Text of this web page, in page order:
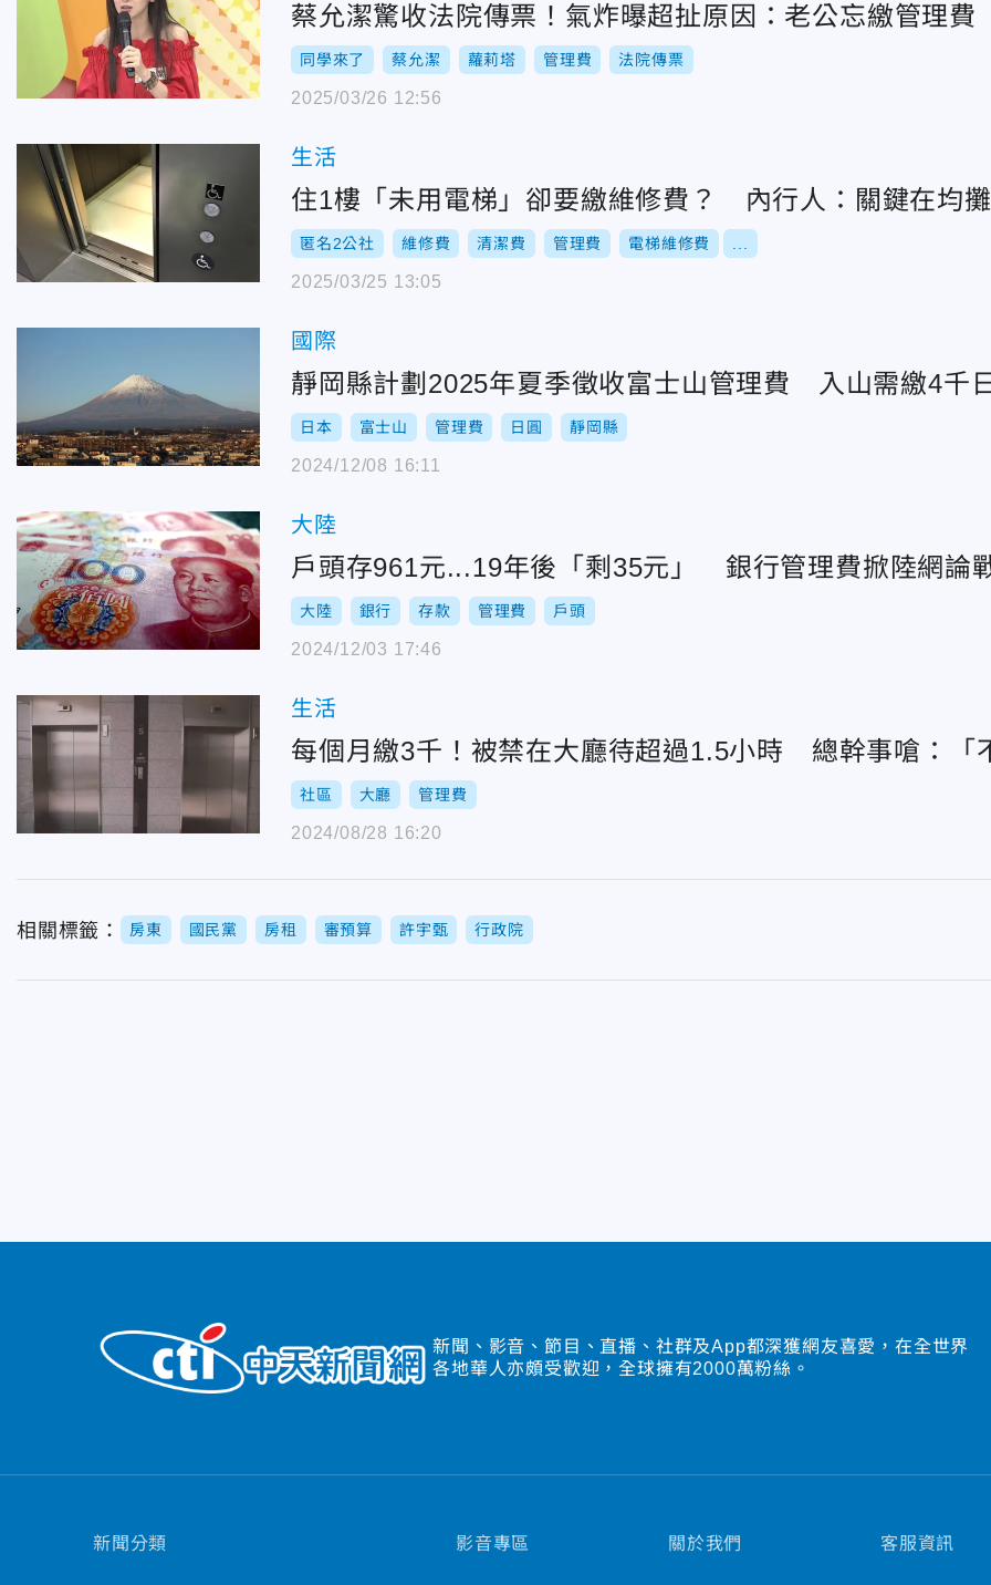
蔡允潔驚收法院傳票！氣炸曝超扯原因：老公忘繳管理費
同學來了 蔡允潔 蘿莉塔 管理費 法院傳票
2025/03/26 12:56
生活
住1樓「未用電梯」卻要繳維修費？ 內行人：關鍵在均攤
匿名2公社 維修費 清潔費 管理費 電梯維修費
2025/03/25 13:05
國際
靜岡縣計劃2025年夏季徵收富士山管理費 入山需繳4千
日本 富士山 管理費 日圓 靜岡縣
2024/12/08 16:11
大陸
戶頭存961元...19年後「剩35元」 銀行管理費掀陸網論
大陸 銀行 存款 管理費 戶頭
2024/12/03 17:46
生活
每個月繳3千！被禁在大廳待超過1.5小時 總幹事嗆：「
社區 大廳 管理費
2024/08/28 16:20
相關標籤： 房東 國民黨 房租 審預算 許宇甄 行政院
新聞、影音、節目、直播、社群及App都深獲網友喜愛，在全世界
各地華人亦頗受歡迎，全球擁有2000萬粉絲。
新聞分類 影音專區 關於我們 客服資訊